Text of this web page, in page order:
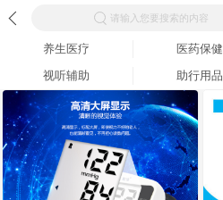
请输入您要搜索的内容
养生医疗 医药保健
视听辅助
助行用品